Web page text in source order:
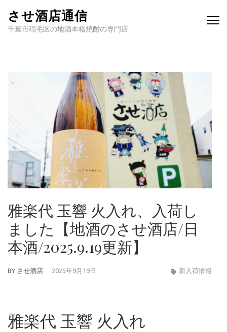
させ酒店通信
千葉市稲毛区の地酒本格焼酎の専門店
雅楽代 玉響 火入れ、入荷し
ました【地酒のさせ酒店/日
本酒/2025.9.19更新】
BY させ酒店 2025年9月19日 新入荷情報
雅楽代 玉響 火入れ